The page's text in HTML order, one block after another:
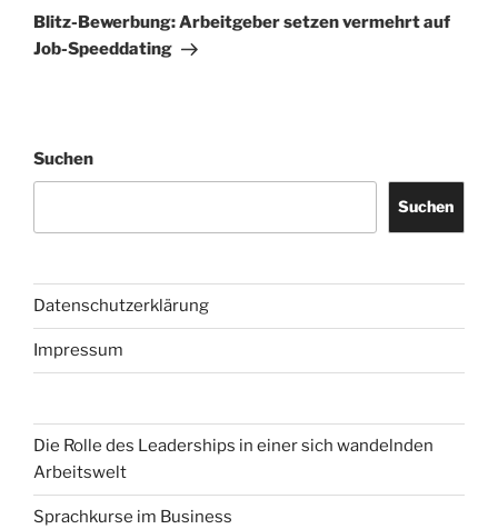
Beitrag
Blitz-Bewerbung: Arbeitgeber setzen vermehrt auf
Job-Speeddating
Suchen
Suchen
Datenschutzerklärung
Impressum
Die Rolle des Leaderships in einer sich wandelnden
Arbeitswelt
Sprachkurse im Business